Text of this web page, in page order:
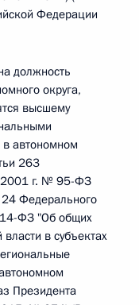
Федерации
должность
округа,
высшему
в автономном
263
2001 г. № 95-ФЗ
24 Федерального
ФЗ "Об общих
в субъектах
Президента